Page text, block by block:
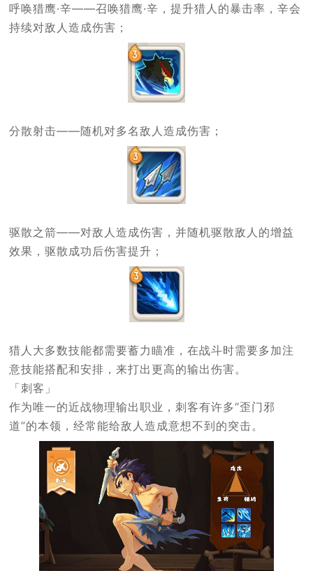
呼唤猎鹰·辛——召唤猎鹰·辛，提升猎人的暴击率，辛会
持续对敌人造成伤害；
分散射击——随机对多名敌人造成伤害；
驱散之箭——对敌人造成伤害，并随机驱散敌人的增益
效果，驱散成功后伤害提升；
猎人大多数技能都需要蓄力瞄准，在战斗时需要多加注
意技能搭配和安排，来打出更高的输出伤害。
「刺客」
作为唯一的近战物理输出职业，刺客有许多“歪门邪
道”的本领，经常能给敌人造成意想不到的突击。